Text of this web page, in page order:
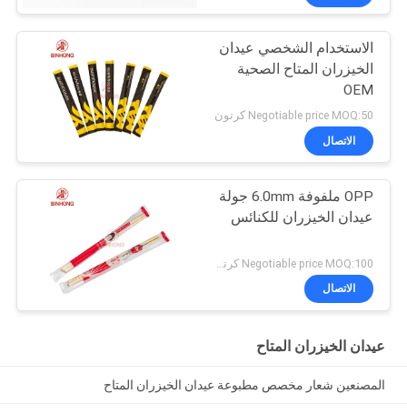
الاستخدام الشخصي عيدان
الخيزران المتاح الصحية
OEM
Negotiable price MOQ:50 كرتون
الاتصال
OPP ملفوفة 6.0mm جولة
عيدان الخيزران للكنائس
Negotiable price MOQ:100 كرتون
الاتصال
عيدان الخيزران المتاح
المصنعين شعار مخصص مطبوعة عيدان الخيزران المتاح